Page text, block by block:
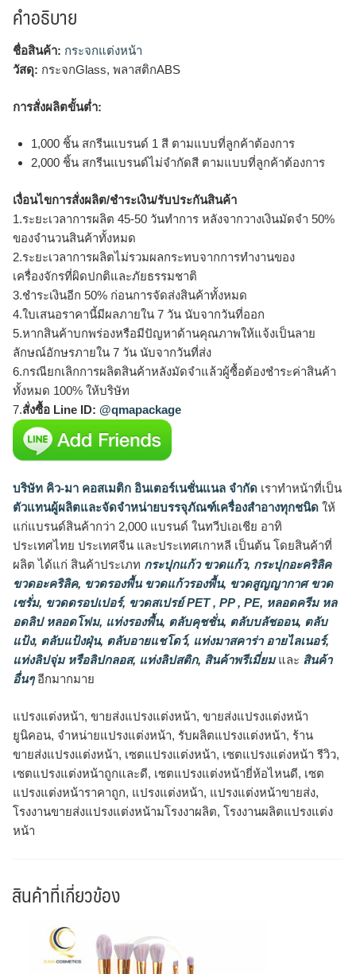
คำอธิบาย
ชื่อสินค้า: กระจกแต่งหน้า
วัสดุ: กระจกGlass, พลาสติกABS
การสั่งผลิตขั้นต่ำ:
1,000 ชิ้น สกรีนแบรนด์ 1 สี ตามแบบที่ลูกค้าต้องการ
2,000 ชิ้น สกรีนแบรนด์ไม่จำกัดสี ตามแบบที่ลูกค้าต้องการ
เงื่อนไขการสั่งผลิต/ชำระเงิน/รับประกันสินค้า
1.ระยะเวลาการผลิต 45-50 วันทำการ หลังจากวางเงินมัดจำ 50%
ของจำนวนสินค้าทั้งหมด
2.ระยะเวลาการผลิตไม่รวมผลกระทบจากการทำงานของ
เครื่องจักรที่ผิดปกติและภัยธรรมชาติ
3.ชำระเงินอีก 50% ก่อนการจัดส่งสินค้าทั้งหมด
4.ใบเสนอราคานี้มีผลภายใน 7 วัน นับจากวันที่ออก
5.หากสินค้าบกพร่องหรือมีปัญหาด้านคุณภาพให้แจ้งเป็นลาย
ลักษณ์อักษรภายใน 7 วัน นับจากวันที่ส่ง
6.กรณียกเลิกการผลิตสินค้าหลังมัดจำแล้วผู้ซื้อต้องชำระค่าสินค้า
ทั้งหมด 100% ให้บริษัท
7.สั่งซื้อ Line ID: @qmapackage
บริษัท คิว-มา คอสเมติก อินเตอร์เนชั่นแนล จำกัด เราทำหน้าที่เป็น
ตัวแทนผู้ผลิตและจัดจำหน่ายบรรจุภัณฑ์เครื่องสำอางทุกชนิด ให้
แก่แบรนด์สินค้ากว่า 2,000 แบรนด์ ในทวีปเอเชีย อาทิ
ประเทศไทย ประเทศจีน และประเทศเกาหลี เป็นต้น โดยสินค้าที่
ผลิต ได้แก่ สินค้าประเภท กระปุกแก้ว ขวดแก้ว, กระปุกอะคริลิค
ขวดอะคริลิค, ขวดรองพื้น ขวดแก้วรองพื้น, ขวดสูญญากาศ ขวด
เซรั่ม, ขวดดรอปเปอร์, ขวดสเปรย์ PET , PP , PE, หลอดครีม หล
อดลิป หลอดโฟม, แท่งรองพื้น, ตลับคุชชั่น, ตลับบลัชออน, ตลับ
แป้ง, ตลับแป้งฝุ่น, ตลับอายแชโดว์, แท่งมาสคาร่า อายไลเนอร์,
แท่งลิปจุ่ม หรือลิปกลอส, แท่งลิปสติก, สินค้าพรีเมี่ยมและ สินค้า
อื่นๆอีกมากมาย
แปรงแต่งหน้า, ขายส่งแปรงแต่งหน้า, ขายส่งแปรงแต่งหน้า
ยูนิคอน, จำหน่ายแปรงแต่งหน้า, รับผลิตแปรงแต่งหน้า, ร้าน
ขายส่งแปรงแต่งหน้า, เซตแปรงแต่งหน้า, เซตแปรงแต่งหน้า รีวิว,
เซตแปรงแต่งหน้าถูกและดี, เซตแปรงแต่งหน้ายี่ห้อไหนดี, เซต
แปรงแต่งหน้าราคาถูก, แปรงแต่งหน้า, แปรงแต่งหน้าขายส่ง,
โรงงานขายส่งแปรงแต่งหน้ามโรงงาผลิต, โรงงานผลิตแปรงแต่ง
หน้า
สินค้าที่เกี่ยวข้อง